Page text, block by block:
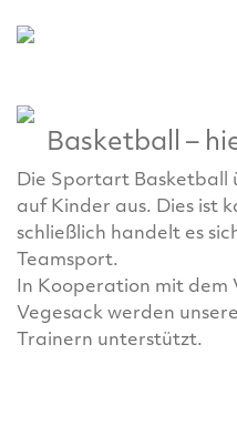
Basketball –
Die Sportart Basketball
auf Kinder aus. Dies ist
schließlich handelt es
Teamsport.
In Kooperation mit dem
Vegesack werden
Trainern unterstützt.